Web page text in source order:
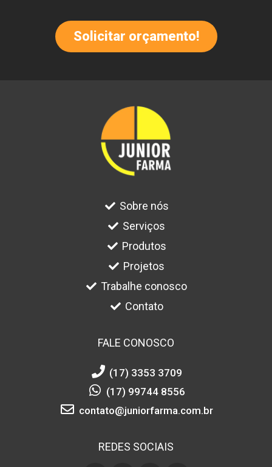
Solicitar orçamento!
Sobre nós
Serviços
Produtos
Projetos
Trabalhe conosco
Contato
FALE CONOSCO
(17) 3353 3709
(17) 99744 8556
contato@juniorfarma.com.br
REDES SOCIAIS